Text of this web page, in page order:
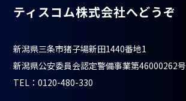
ティスコム株式会社へどうぞ
新潟県三条市猪子場新田1440番地1
新潟県公安委員会認定警備事業第46000262号
TEL：0120-480-330